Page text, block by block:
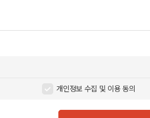
개인정보 수집 및 이용 동의